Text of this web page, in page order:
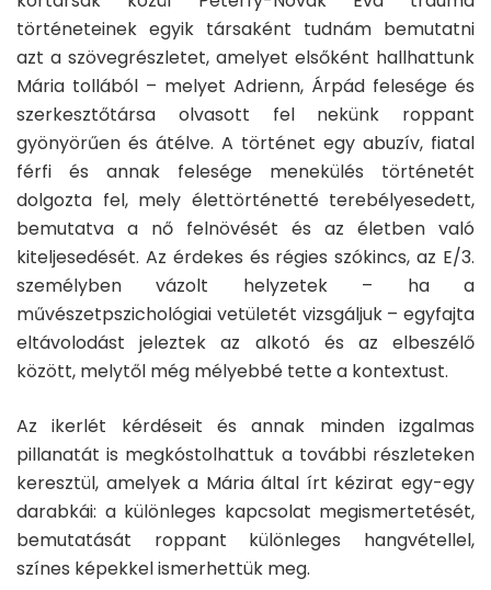
történeteinek egyik társaként tudnám bemutatni
azt a szövegrészletet, amelyet elsőként hallhattunk
Mária tollából – melyet Adrienn, Árpád felesége és
szerkesztőtársa olvasott fel nekünk roppant
gyönyörűen és átélve. A történet egy abuzív, fiatal
férfi és annak felesége menekülés történetét
dolgozta fel, mely élettörténetté terebélyesedett,
bemutatva a nő felnövését és az életben való
kiteljesedését. Az érdekes és régies szókincs, az E/3.
személyben vázolt helyzetek – ha a
művészetpszichológiai vetületét vizsgáljuk – egyfajta
eltávolodást jeleztek az alkotó és az elbeszélő
között, melytől még mélyebbé tette a kontextust.
Az ikerlét kérdéseit és annak minden izgalmas
pillanatát is megkóstolhattuk a további részleteken
keresztül, amelyek a Mária által írt kézirat egy-egy
darabkái: a különleges kapcsolat megismertetését,
bemutatását roppant különleges hangvétellel,
színes képekkel ismerhettük meg.